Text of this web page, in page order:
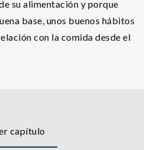
su alimentación y porque
base, unos buenos hábitos
con la comida desde el
capítulo